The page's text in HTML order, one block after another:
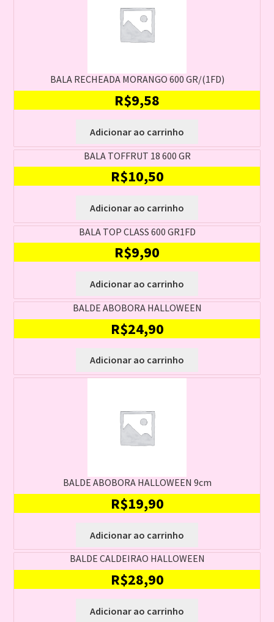
BALA RECHEADA MORANGO 600 GR/(1FD)
R$9,58
Adicionar ao carrinho
BALA TOFFRUT 18 600 GR
R$10,50
Adicionar ao carrinho
BALA TOP CLASS 600 GR1FD
R$9,90
Adicionar ao carrinho
BALDE ABOBORA HALLOWEEN
R$24,90
Adicionar ao carrinho
BALDE ABOBORA HALLOWEEN 9cm
R$19,90
Adicionar ao carrinho
BALDE CALDEIRAO HALLOWEEN
R$28,90
Adicionar ao carrinho